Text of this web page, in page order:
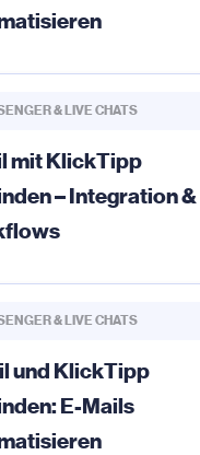
& LIVE CHATS
mit KlickTipp
– Integration &
& LIVE CHATS
und KlickTipp
E-Mails